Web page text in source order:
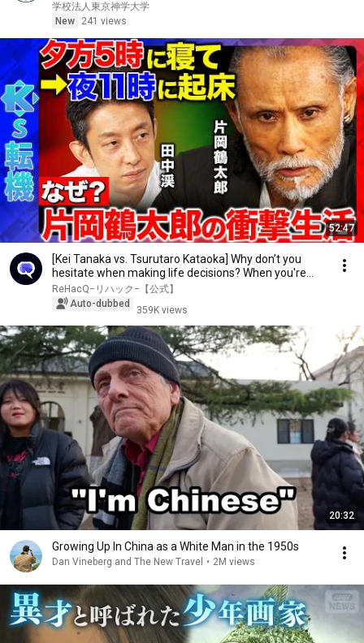
学校法人東京神学大学
New
241 views
52:47
[Kei Tanaka vs. Tsurutaro Kataoka] Why don’t you
hesitate when making life decisions? When you're...
ReHacQ−リハック−【公式】
Auto-dubbed
359K views
20:32
Growing Up In China as a White Man in the 1950s
Dan Vineberg and The New Travel • 2M views